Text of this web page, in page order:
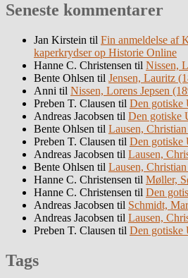
Seneste kommentarer
Jan Kirstein til Fin anmeldelse af
kaperkrydser op Historie Online
Hanne C. Christensen til Nissen,
Bente Ohlsen til Jensen, Lauritz
Anni til Nissen, Lorens Jepsen
Preben T. Clausen til Den gotiske
Andreas Jacobsen til Den gotiske
Bente Ohlsen til Lausen,
Preben T. Clausen til Den gotiske
Andreas Jacobsen til Lausen,
Bente Ohlsen til Lausen,
Hanne C. Christensen til Møller,
Hanne C. Christensen til Den
Andreas Jacobsen til Schmidt,
Andreas Jacobsen til Lausen,
Preben T. Clausen til Den gotiske
Tags